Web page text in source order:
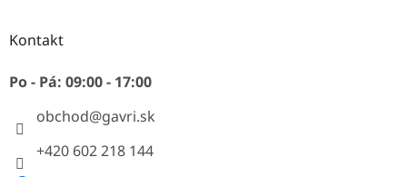
Kontakt
Po - Pá: 09:00 - 17:00
obchod@gavri.sk
+420 602 218 144